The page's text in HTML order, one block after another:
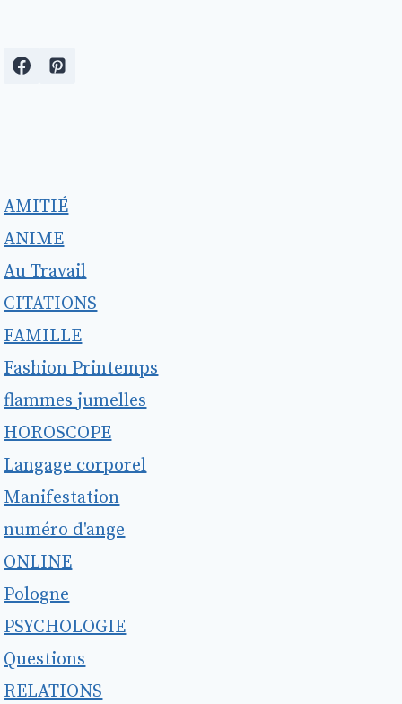
AMITIÉ
ANIME
Au Travail
CITATIONS
FAMILLE
Fashion Printemps
flammes jumelles
HOROSCOPE
Langage corporel
Manifestation
numéro d'ange
ONLINE
Pologne
PSYCHOLOGIE
Questions
RELATIONS